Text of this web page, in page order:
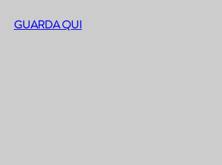
GUARDA QUI